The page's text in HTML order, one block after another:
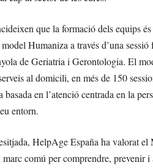
que la formació dels equips
Humaniza a través d’una
de Geriatria i Gerontologia. El
al domicili, en més de 150
en l’atenció centrada en la
entorn.
HelpAge España ha valorat
comú per comprendre, prevenir